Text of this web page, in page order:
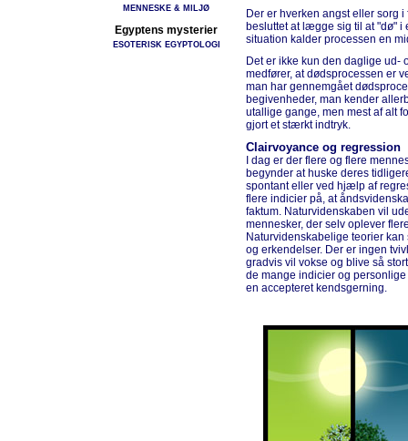
MENNESKE & MILJØ
Egyptens mysterier
ESOTERISK EGYPTOLOGI
Der er hverken angst eller sorg
besluttet at lægge sig til at "dø" i
situation kalder processen en
Det er ikke kun den daglige ud-
medfører, at dødsprocessen er
man har gennemgået
begivenheder, man kender
utallige gange, men mest af alt
gjort et stærkt indtryk.
Clairvoyance og regression
I dag er der flere og flere
begynder at huske deres
spontant eller ved hjælp af
flere indicier på, at
faktum. Naturvidenskaben vil
mennesker, der selv oplever
Naturvidenskabelige teorier
og erkendelser. Der er ingen
gradvis vil vokse og blive så
de mange indicier og
en accepteret kendsgerning.